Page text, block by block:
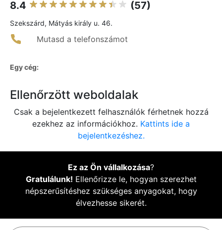
8.4 (57)
Szekszárd, Mátyás király u. 46.
Mutasd a telefonszámot
Egy cég:
Ellenőrzött weboldalak
Csak a bejelentkezett felhasználók férhetnek hozzá
ezekhez az információkhoz. Kattints ide a
bejelentkezéshez.
Ez az Ön vállalkozása?
Gratulálunk! Ellenőrizze le, hogyan szerezhet
népszerűsítéshez szükséges anyagokat, hogy
élvezhesse sikerét.